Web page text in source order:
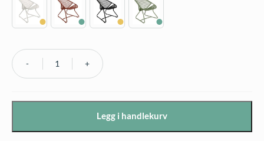
Fermob
Legg i handlekurv